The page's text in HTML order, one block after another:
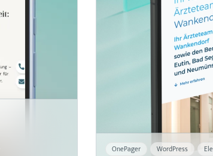
OnePager WordPress